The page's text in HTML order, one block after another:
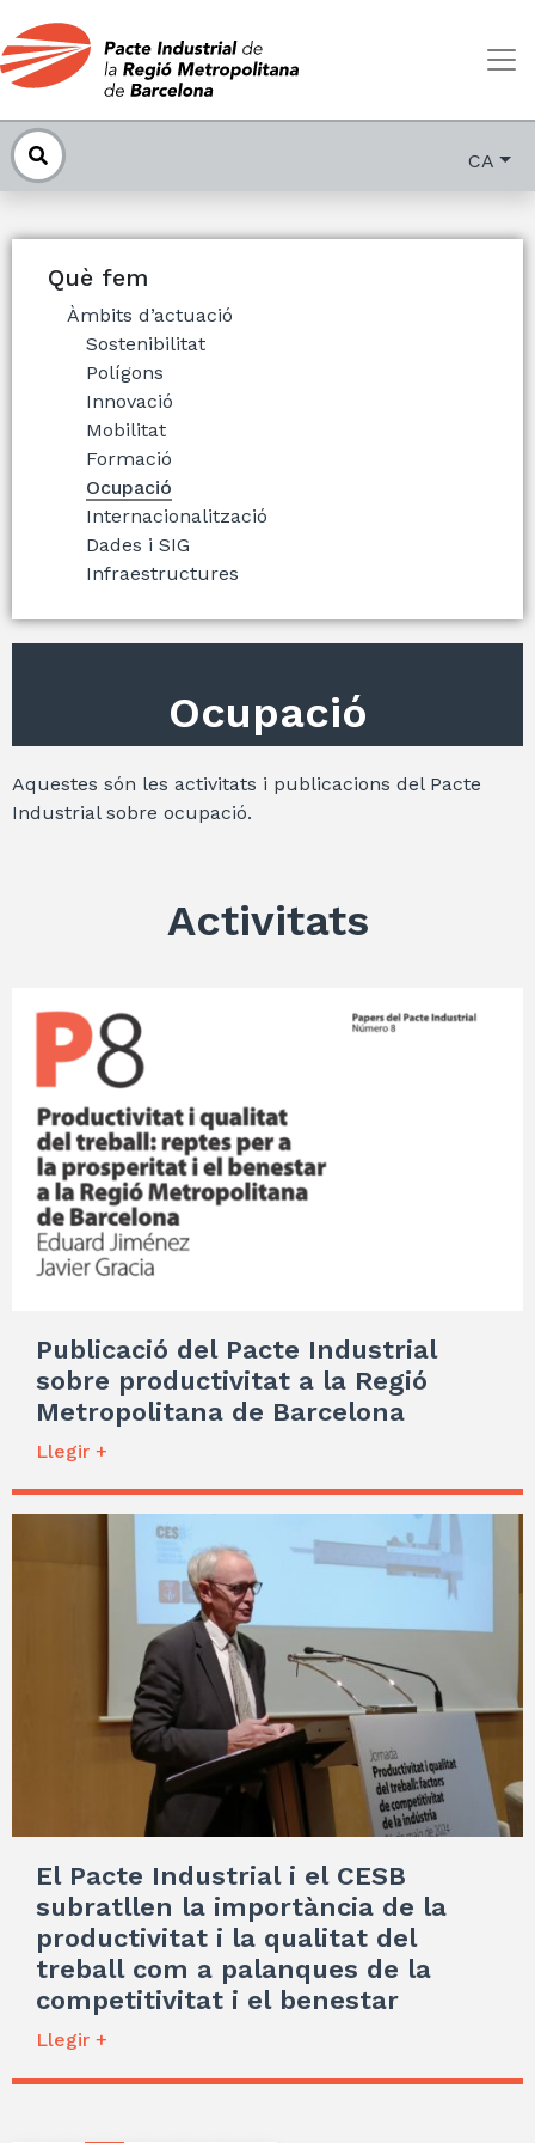
CA
Què fem
Àmbits d’actuació
Sostenibilitat
Polígons
Innovació
Mobilitat
Formació
Ocupació
Internacionalització
Dades i SIG
Infraestructures
Ocupació
Aquestes són les activitats i publicacions del Pacte
Industrial sobre ocupació.
Activitats
Publicació del Pacte Industrial
sobre productivitat a la Regió
Metropolitana de Barcelona
Llegir +
El Pacte Industrial i el CESB
subratllen la importància de la
productivitat i la qualitat del
treball com a palanques de la
competitivitat i el benestar
Llegir +